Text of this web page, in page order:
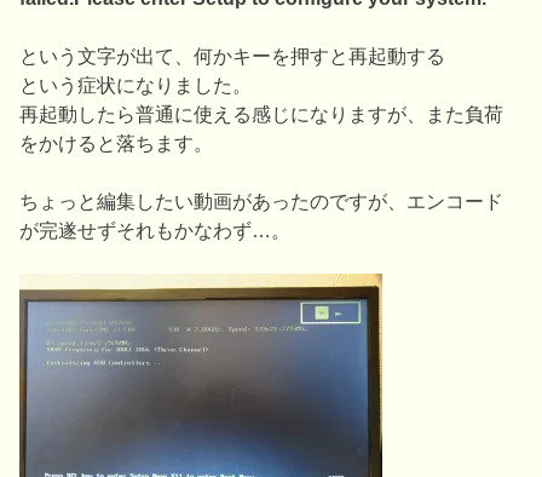
という文字が出て、何かキーを押すと再起動する
という症状になりました。
再起動したら普通に使える感じになりますが、また負荷
をかけると落ちます。
ちょっと編集したい動画があったのですが、エンコード
が完遂せずそれもかなわず…。